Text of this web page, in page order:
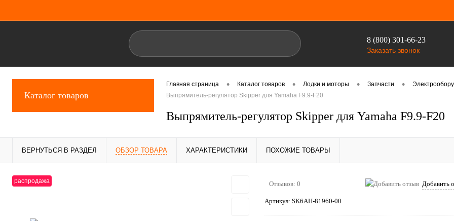
8 (800) 301-66-23
Заказать звонок
Каталог товаров
Главная страница • Каталог товаров • Лодки и моторы • Запчасти •
Выпрямитель-регулятор Skipper для Yamaha F9.9-F20
Выпрямитель-регулятор Skipper для Yamaha F9.9-F20
ВЕРНУТЬСЯ В РАЗДЕЛ ОБЗОР ТОВАРА ХАРАКТЕРИСТИКИ ПОХОЖИЕ ТОВАРЫ
распродажа Отзывов: 0 Добавить
Артикул: SK6AH-81960-00